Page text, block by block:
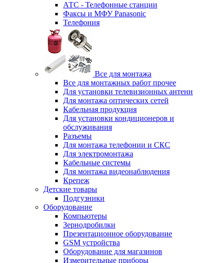
АТС - Телефонные станции
Факсы и МФУ Panasonic
Телефония
Все для монтажа
Все для монтажных работ прочее
Для установки телевизионных антенн
Для монтажа оптических сетей
Кабельная продукция
Для установки кондиционеров и
обслуживания
Разъемы
Для монтажа телефонии и СКС
Для электромонтажа
Кабельные системы
Для монтажа видеонаблюдения
Крепеж
Детские товары
Подгузники
Оборудование
Компьютеры
Зернодробилки
Презентационное оборудование
GSM устройства
Оборудование для магазинов
Измерительные приборы